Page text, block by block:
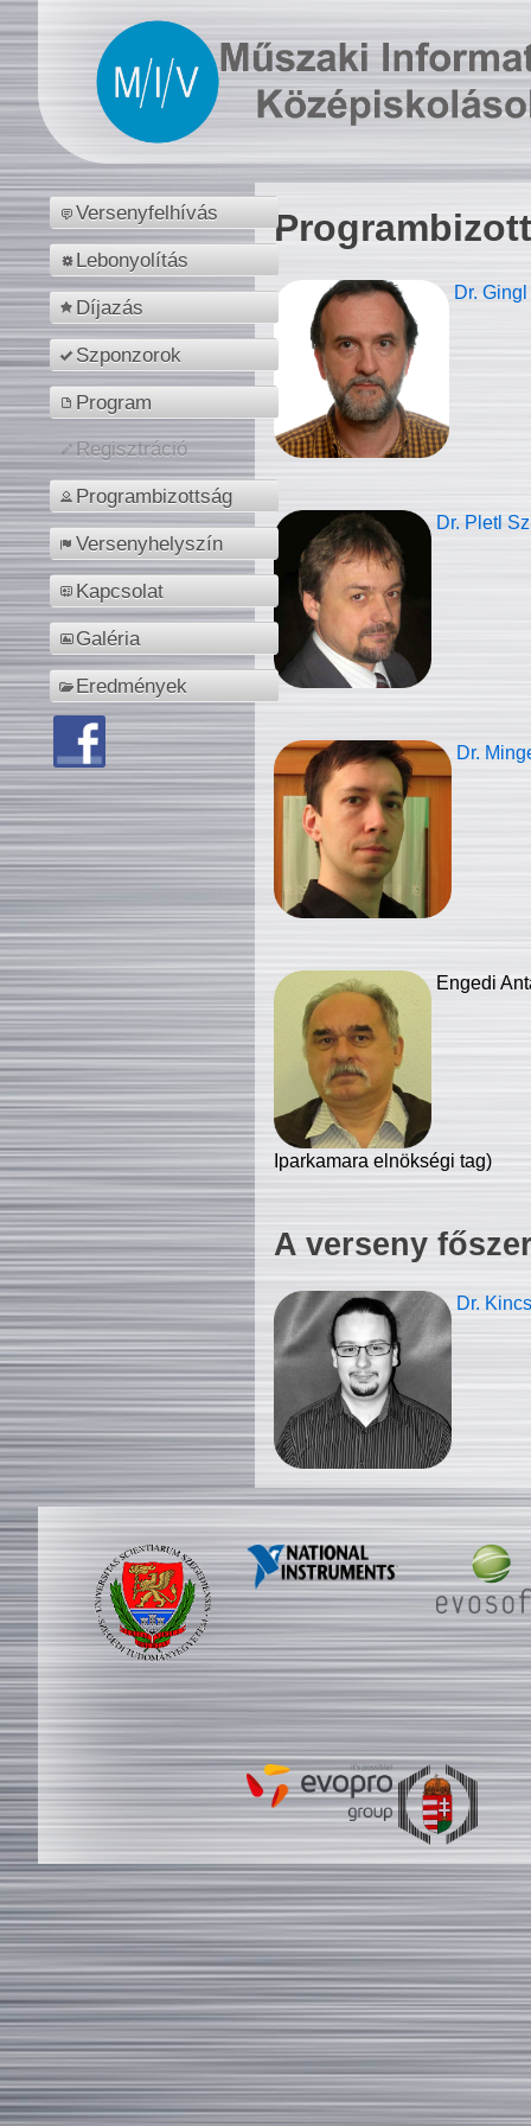
Versenyfelhívás
Lebonyolítás
Díjazás
Szponzorok
Program
Regisztráció
Programbizottság
Versenyhelyszín
Kapcsolat
Galéria
Eredmények
Dr.
Dr. Pletl
Dr.
Engedi
Iparkamara elnökségi tag)
A verseny
Dr.